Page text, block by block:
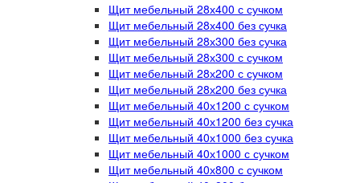
Щит мебельный 28х400 с сучком
Щит мебельный 28х400 без сучка
Щит мебельный 28х300 без сучка
Щит мебельный 28х300 с сучком
Щит мебельный 28х200 с сучком
Щит мебельный 28х200 без сучка
Щит мебельный 40х1200 с сучком
Щит мебельный 40х1200 без сучка
Щит мебельный 40х1000 без сучка
Щит мебельный 40х1000 с сучком
Щит мебельный 40х800 с сучком